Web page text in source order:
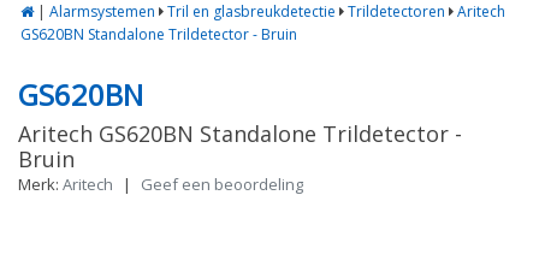
| Alarmsystemen Tril en glasbreukdetectie Trildetectoren
Aritech
GS620BN Standalone Trildetector - Bruin
GS620BN
Aritech GS620BN Standalone Trildetector -
Bruin
Merk: Aritech | Geef een beoordeling